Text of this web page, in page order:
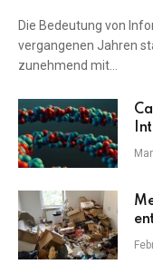
Die Bedeutung von
vergangenen Jahren
zunehmend mit…